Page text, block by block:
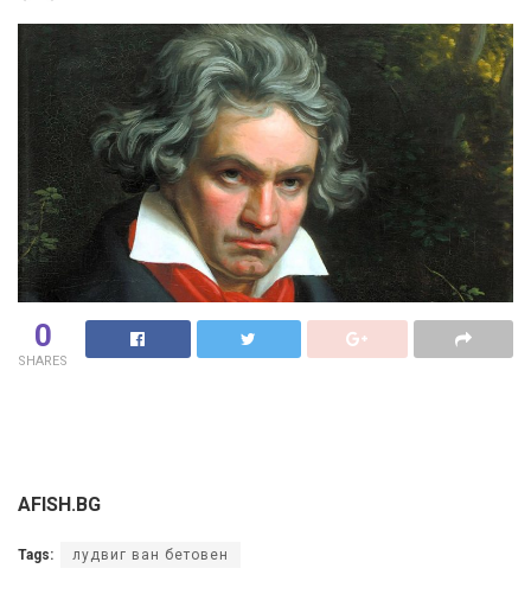
0
SHARES
AFISH.BG
Tags: лудвиг ван бетовен